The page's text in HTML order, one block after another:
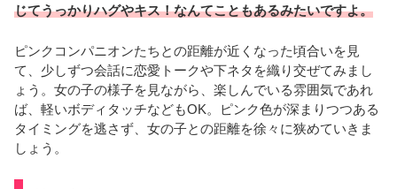
じてうっかりハグやキス！なんてこともあるみたいですよ。
ピンクコンパニオンたちとの距離が近くなった頃合いを見
て、少しずつ会話に恋愛トークや下ネタを織り交ぜてみまし
ょう。女の子の様子を見ながら、楽しんでいる雰囲気であれ
ば、軽いボディタッチなどもOK。ピンク色が深まりつつある
タイミングを逃さず、女の子との距離を徐々に狭めていきま
しょう。